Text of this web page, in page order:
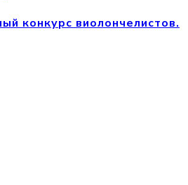
конкурс виолончелистов.